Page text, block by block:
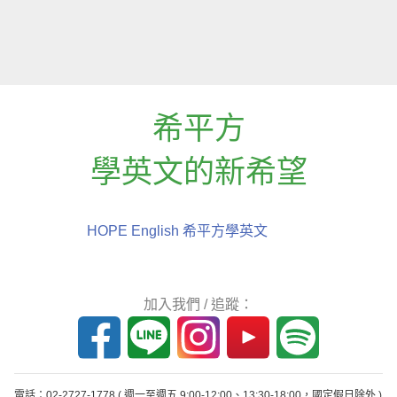
希平方
學英文的新希望
HOPE English 希平方學英文
加入我們 / 追蹤：